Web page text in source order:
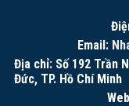
Email:
Địa chỉ: Số 192 Trần
Đức, TP. Hồ Chí Minh